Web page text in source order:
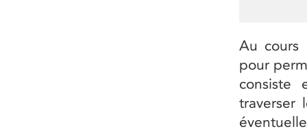
Au cours
pour
consiste
traverser